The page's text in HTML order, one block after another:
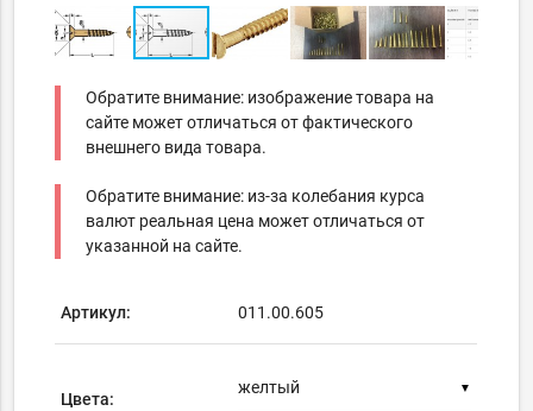
Обратите внимание: изображение товара на
сайте может отличаться от фактического
внешнего вида товара.
Обратите внимание: из-за колебания курса
валют реальная цена может отличаться от
указанной на сайте.
Артикул: 011.00.605
Цвета:
▼